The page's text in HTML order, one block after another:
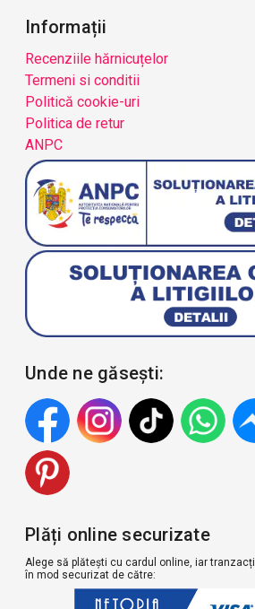
Informații
Recenziile hărnicuțelor
Termeni si conditii
Politică cookie-uri
Politica de retur
ANPC
Unde ne găsești:
Plăți online securizate
Alege să plătești cu cardul online, iar
în mod securizat de către: